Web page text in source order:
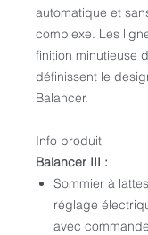
automatique et
complexe. Les
finition minutieuse
définissent le
Balancer.
Info produit
Balancer III :
Sommier à
réglage
avec